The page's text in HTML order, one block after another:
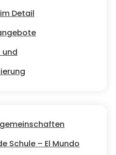
Detail
und
Schule – El Mundo